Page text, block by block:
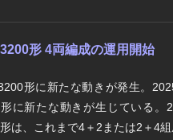
形 4両編成の運用開始
形に新たな動きが発生。
に新たな動きが生じている。
は、これまで4＋2または2＋4組